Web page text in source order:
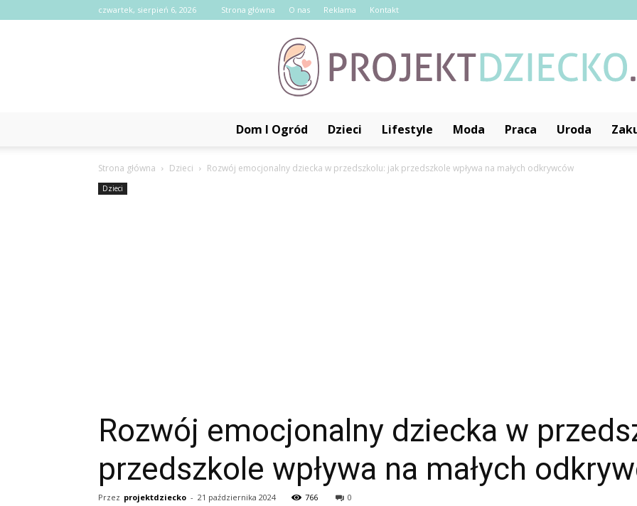
czwartek, sierpień 6, 2026 Strona główna O nas Reklama Kontakt
Dom I Ogród Dzieci Lifestyle Moda Praca Uroda
Strona główna Dzieci Rozwój emocjonalny dziecka w przedszkolu: jak przedszkole wpływa na małych odkrywców
Dzieci
Rozwój emocjonalny dziecka w
przedszkole wpływa na małych
Przez projektdziecko - 21 października 2024 766 0